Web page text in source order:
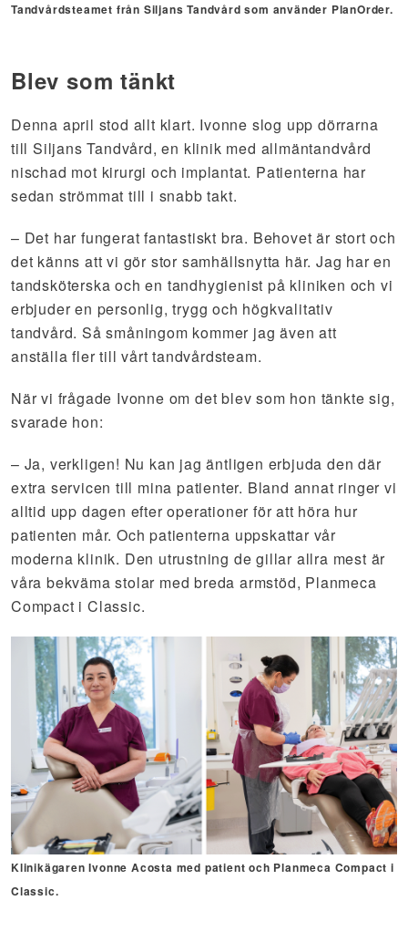
Tandvårdsteamet från Siljans Tandvård som använder PlanOrder.
Blev som tänkt
Denna april stod allt klart. Ivonne slog upp dörrarna
till Siljans Tandvård, en klinik med allmäntandvård
nischad mot kirurgi och implantat. Patienterna har
sedan strömmat till i snabb takt.
– Det har fungerat fantastiskt bra. Behovet är stort och
det känns att vi gör stor samhällsnytta här. Jag har en
tandsköterska och en tandhygienist på kliniken och vi
erbjuder en personlig, trygg och högkvalitativ
tandvård. Så småningom kommer jag även att
anställa fler till vårt tandvårdsteam.
När vi frågade Ivonne om det blev som hon tänkte sig,
svarade hon:
– Ja, verkligen! Nu kan jag äntligen erbjuda den där
extra servicen till mina patienter. Bland annat ringer vi
alltid upp dagen efter operationer för att höra hur
patienten mår. Och patienterna uppskattar vår
moderna klinik. Den utrustning de gillar allra mest är
våra bekväma stolar med breda armstöd, Planmeca
Compact i Classic.
Klinikägaren Ivonne Acosta med patient och Planmeca Compact i
Classic.